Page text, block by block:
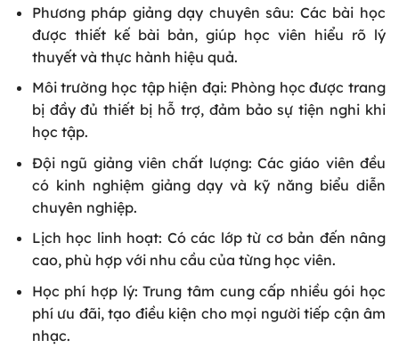
Phương pháp giảng dạy chuyên sâu: Các bài học
được thiết kế bài bản, giúp học viên hiểu rõ lý
thuyết và thực hành hiệu quả.
Môi trường học tập hiện đại: Phòng học được trang
bị đầy đủ thiết bị hỗ trợ, đảm bảo sự tiện nghi khi
học tập.
Đội ngũ giảng viên chất lượng: Các giáo viên đều
có kinh nghiệm giảng dạy và kỹ năng biểu diễn
chuyên nghiệp.
Lịch học linh hoạt: Có các lớp từ cơ bản đến nâng
cao, phù hợp với nhu cầu của từng học viên.
Học phí hợp lý: Trung tâm cung cấp nhiều gói học
phí ưu đãi, tạo điều kiện cho mọi người tiếp cận âm
nhạc.